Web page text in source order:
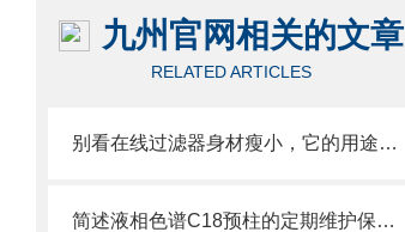
九州官网相关的文章
RELATED ARTICLES
别看在线过滤器身材瘦小，它的用途可比你想得更多！
简述液相色谱C18预柱的定期维护保养方法